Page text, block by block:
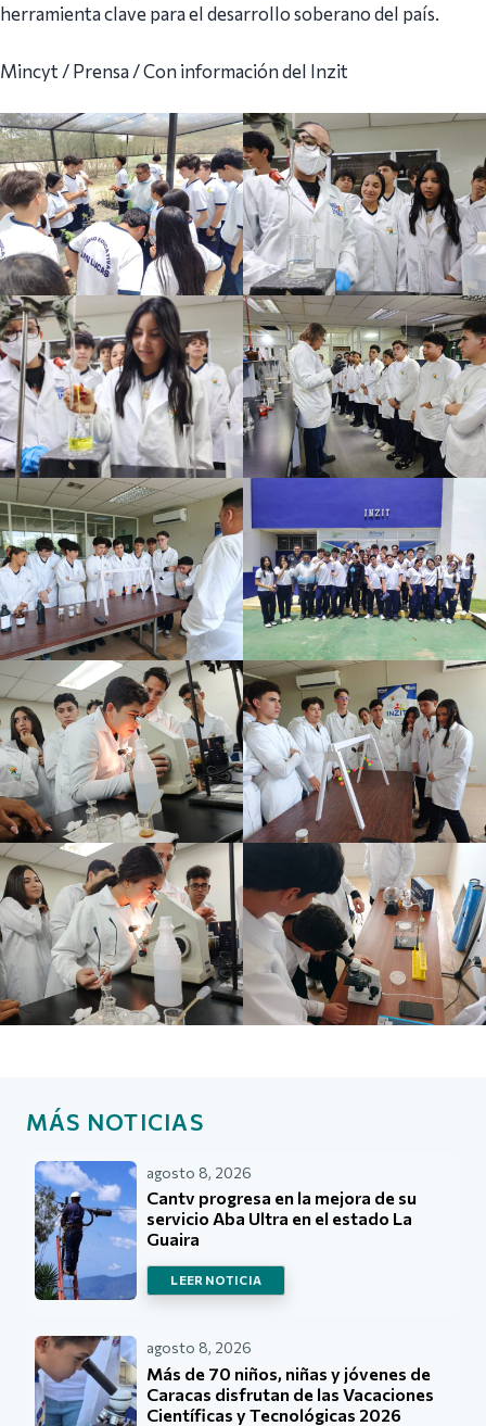
herramienta clave para el desarrollo soberano del país.
Mincyt / Prensa / Con información del Inzit
MÁS NOTICIAS
agosto 8, 2026
Cantv progresa en la mejora de su
servicio Aba Ultra en el estado La
Guaira
LEER NOTICIA
agosto 8, 2026
Más de 70 niños, niñas y jóvenes de
Caracas disfrutan de las Vacaciones
Científicas y Tecnológicas 2026